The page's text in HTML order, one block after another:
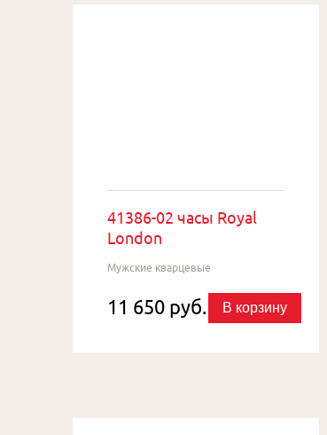
41386-02 часы Royal
London
Мужские кварцевые
11 650 руб. В корзину